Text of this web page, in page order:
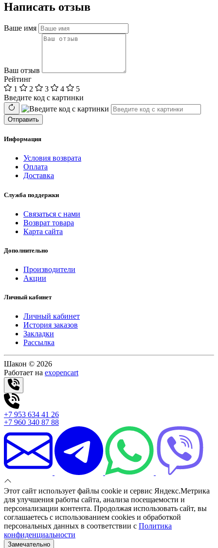
Написать отзыв
Ваше имя
Ваш отзыв
Рейтинг
1
2 3 4
5
Введите код с картинки
Отправить
Информация
Условия возврата
Оплата
Доставка
Служба поддержки
Связаться с нами
Возврат товара
Карта сайта
Дополнительно
Производители
Акции
Личный кабинет
Личный кабинет
История заказов
Закладки
Рассылка
Шакон © 2026
Работает на exopencart
+7 953 634 41 26
+7 960 340 87 88
Этот сайт использует файлы cookie и сервис Яндекс.Метрика
для улучшения работы сайта, анализа посещаемости и
персонализации контента. Продолжая использовать сайт, вы
соглашаетесь с использованием cookies и обработкой
персональных данных в соответствии с Политика
конфиденциальности
Замечательно